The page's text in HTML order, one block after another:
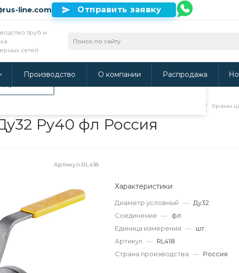
вы продолжаете использовать наш сайт, то
конфиденциальности
line.com Отправить заявку
труб и
сетей
Производство О компании Распродажа
/ Краны
Ру40 фл Россия
Артикул RL418
Характеристики
Диаметр условный — Ду32
Соединение — фл
Единица измерения — шт.
Артикул — RL418
Страна производства — Россия